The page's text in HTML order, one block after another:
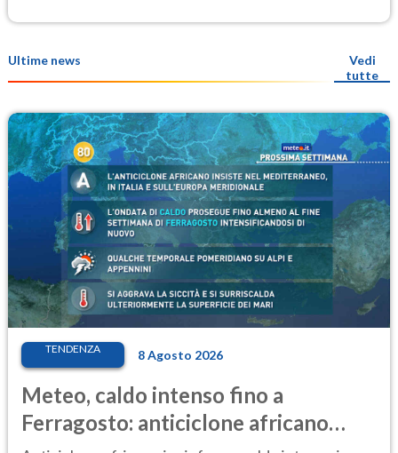
Ultime news
Vedi
tutte
TENDENZA 8 Agosto 2026
Meteo, caldo intenso fino a
Ferragosto: anticiclone africano